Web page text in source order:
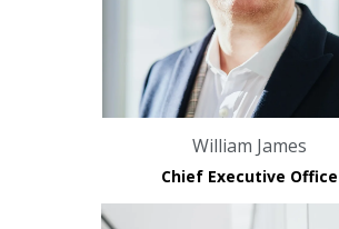
William James
Chief Executive Office